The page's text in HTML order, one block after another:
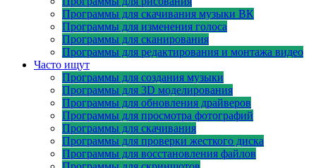
Программы для скачивания музыки ВК
Программы для изменения голоса
Программы для сканирования
Программы для редактирования и монтажа видео
Часто ищут
Программы для создания музыки
Программы для 3D моделирования
Программы для обновления драйверов
Программы для просмотра фотографий
Программы для скачивания
Программы для проверки жесткого диска
Программы для восстановления файлов